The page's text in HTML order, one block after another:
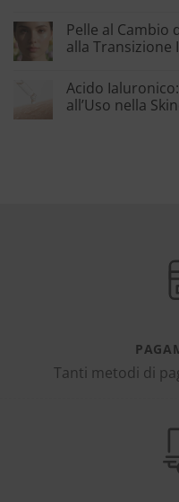
Pelle al Cambio
alla Transizione
Acido
all’Uso nella
Tanti metodi di